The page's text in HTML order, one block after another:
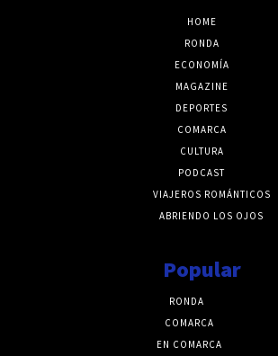
HOME
RONDA
ECONOMÍA
MAGAZINE
DEPORTES
COMARCA
CULTURA
PODCAST
VIAJEROS ROMÁNTICOS
ABRIENDO LOS OJOS
Popular
RONDA
COMARCA
EN COMARCA